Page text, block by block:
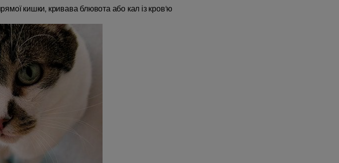
кишки, кривава блювота або кал із кров'ю